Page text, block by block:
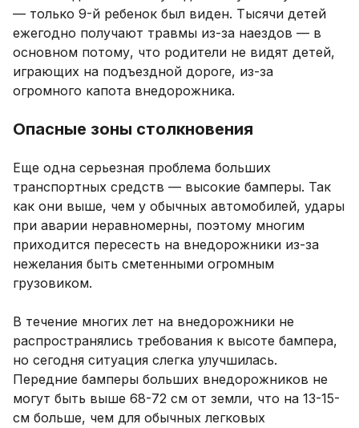
— только 9-й ребенок был виден. Тысячи детей
ежегодно получают травмы из-за наездов — в
основном потому, что родители не видят детей,
играющих на подъездной дороге, из-за
огромного капота внедорожника.
Опасные зоны столкновения
Еще одна серьезная проблема больших
транспортных средств — высокие бамперы. Так
как они выше, чем у обычных автомобилей, удары
при аварии неравномерны, поэтому многим
приходится пересесть на внедорожники из-за
нежелания быть сметенными огромным
грузовиком.
В течение многих лет на внедорожники не
распространялись требования к высоте бампера,
но сегодня ситуация слегка улучшилась.
Передние бамперы больших внедорожников не
могут быть выше 68-72 см от земли, что на 13-15-
см больше, чем для обычных легковых